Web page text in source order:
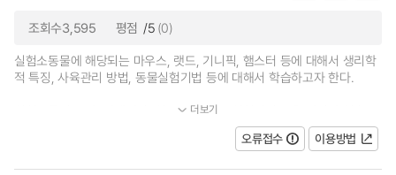
조회수3,595 평점 /5 (0)
실험소동물에 해당되는 마우스, 랫드, 기니픽, 햄스터 등에 대해서 생리학
적 특징, 사육관리 방법, 동물실험기법 등에 대해서 학습하고자 한다.
실험동물의 보정, 개체식별, 취급 등의 기본 실험기법 등을 강의와 실습...
더보기
오류접수 이용방법